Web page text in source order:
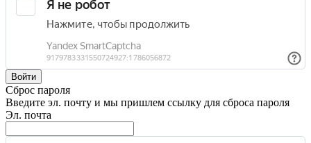
Войти
Сброс пароля
Введите эл. почту и мы пришлем ссылку для сброса пароля
Эл. почта